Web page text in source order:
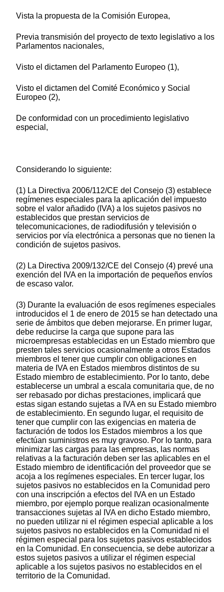
Vista la propuesta de la Comisión Europea,
Previa transmisión del proyecto de texto legislativo a los
Parlamentos nacionales,
Visto el dictamen del Parlamento Europeo (1),
Visto el dictamen del Comité Económico y Social
Europeo (2),
De conformidad con un procedimiento legislativo
especial,
Considerando lo siguiente:
(1) La Directiva 2006/112/CE del Consejo (3) establece
regímenes especiales para la aplicación del impuesto
sobre el valor añadido (IVA) a los sujetos pasivos no
establecidos que prestan servicios de
telecomunicaciones, de radiodifusión y televisión o
servicios por vía electrónica a personas que no tienen la
condición de sujetos pasivos.
(2) La Directiva 2009/132/CE del Consejo (4) prevé una
exención del IVA en la importación de pequeños envíos
de escaso valor.
(3) Durante la evaluación de esos regímenes especiales
introducidos el 1 de enero de 2015 se han detectado una
serie de ámbitos que deben mejorarse. En primer lugar,
debe reducirse la carga que supone para las
microempresas establecidas en un Estado miembro que
presten tales servicios ocasionalmente a otros Estados
miembros el tener que cumplir con obligaciones en
materia de IVA en Estados miembros distintos de su
Estado miembro de establecimiento. Por lo tanto, debe
establecerse un umbral a escala comunitaria que, de no
ser rebasado por dichas prestaciones, implicará que
estas sigan estando sujetas a IVA en su Estado miembro
de establecimiento. En segundo lugar, el requisito de
tener que cumplir con las exigencias en materia de
facturación de todos los Estados miembros a los que
efectúan suministros es muy gravoso. Por lo tanto, para
minimizar las cargas para las empresas, las normas
relativas a la facturación deben ser las aplicables en el
Estado miembro de identificación del proveedor que se
acoja a los regímenes especiales. En tercer lugar, los
sujetos pasivos no establecidos en la Comunidad pero
con una inscripción a efectos del IVA en un Estado
miembro, por ejemplo porque realizan ocasionalmente
transacciones sujetas al IVA en dicho Estado miembro,
no pueden utilizar ni el régimen especial aplicable a los
sujetos pasivos no establecidos en la Comunidad ni el
régimen especial para los sujetos pasivos establecidos
en la Comunidad. En consecuencia, se debe autorizar a
estos sujetos pasivos a utilizar el régimen especial
aplicable a los sujetos pasivos no establecidos en el
territorio de la Comunidad.